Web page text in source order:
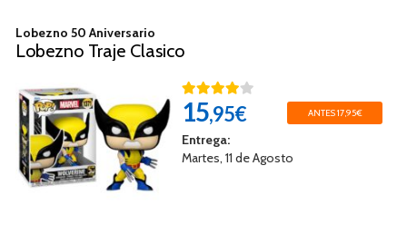
Lobezno 50 Aniversario
Lobezno Traje Clasico
15,95€ ANTES 17,95€
Entrega:
Martes, 11 de Agosto